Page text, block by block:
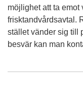
möjlighet att ta emot
frisktandvårdsavtal.
stället vänder sig till
besvär kan man